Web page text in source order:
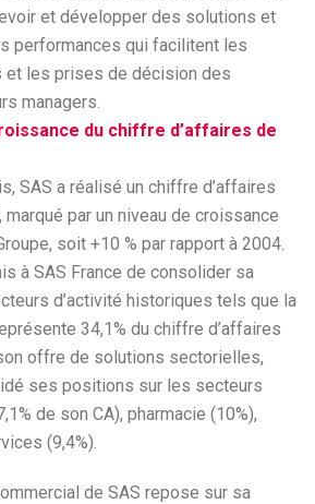
et développer des solutions et
performances qui facilitent les
les prises de décision des
managers.
du chiffre d’affaires de
SAS a réalisé un chiffre d’affaires
par un niveau de croissance
soit +10 % par rapport à 2004.
à SAS France de consolider sa
d’activité historiques tels que la
34,1% du chiffre d’affaires
offre de solutions sectorielles,
ses positions sur les secteurs
de son CA), pharmacie (10%),
(9,4%).
de SAS repose sur sa